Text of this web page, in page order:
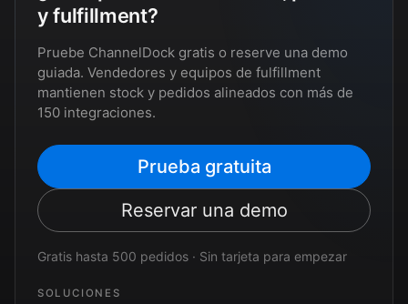
y fulfillment?
Pruebe ChannelDock gratis o reserve una demo
guiada. Vendedores y equipos de fulfillment
mantienen stock y pedidos alineados con más de
150 integraciones.
Prueba gratuita
Reservar una demo
Gratis hasta 500 pedidos · Sin tarjeta para empezar
SOLUCIONES